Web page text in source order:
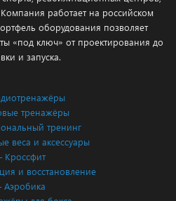
работает на российском
оборудования позволяет
«под ключ» от проектирования до
и запуска.
тренажёры
тренинг
веса и аксессуары
и восстановление